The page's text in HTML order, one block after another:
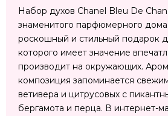
Набор духов Chanel Bleu De
знаменитого парфюмерного
роскошный и стильный подарок
которого имеет значение
производит на окружающих.
композиция запоминается
ветивера и цитрусовых с
бергамота и перца. В интернет-